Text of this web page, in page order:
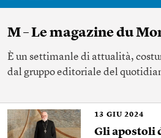
M – Le magazine du
È un settimanle di attualità,
dal gruppo editoriale del
13 GIU 2024
Gli apostoli